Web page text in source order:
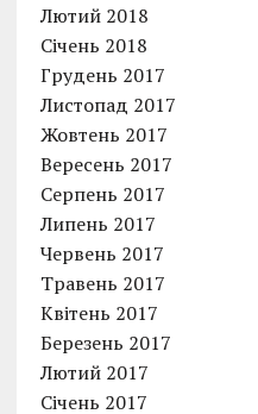
Лютий 2018
Січень 2018
Грудень 2017
Листопад 2017
Жовтень 2017
Вересень 2017
Серпень 2017
Липень 2017
Червень 2017
Травень 2017
Квітень 2017
Березень 2017
Лютий 2017
Січень 2017